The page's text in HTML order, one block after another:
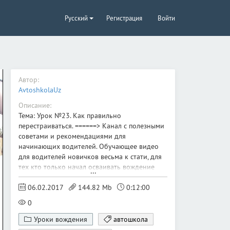
Русский Регистрация Войти
Автор:
AvtoshkolaUz
Описание:
Тема: Урок №23. Как правильно
перестраиваться. ======> Канал с полезными
советами и рекомендациями для
начинающих водителей. Обучающее видео
для водителей новичков весьма к стати, для
тех кто только начал осваивать вождение
автомобиля. ======
06.02.2017
144.82 Mb
0:12:00
0
Уроки вождения
автошкола